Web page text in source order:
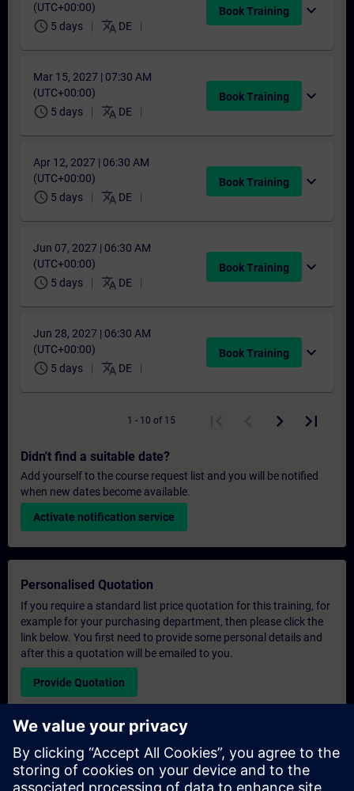
(UTC+00:00)
schedule 5 days translate DE
Book Training expand_more
Mar 15, 2027 | 07:30 AM
(UTC+00:00)
schedule 5 days translate DE
Book Training expand_more
Apr 12, 2027 | 06:30 AM
(UTC+00:00)
schedule 5 days translate DE
Book Training expand_more
Jun 07, 2027 | 06:30 AM
(UTC+00:00)
schedule 5 days translate DE
Book Training expand_more
Jun 28, 2027 | 06:30 AM
(UTC+00:00)
schedule 5 days translate DE
Book Training expand_more
1 - 10 of 15
Didn't find a suitable date?
Add yourself to the course request list and you will be notified
when new dates become available.
Activate notification service
Personalised Quotation
If you require a standard list price quotation for this training, for
example for your purchasing department, then please click the
link below. You first need to provide some personal details and
after this a quotation will be emailed to you.
Provide Quotation
Exclusive Training Enquiry
Please complete the enquiry form below if you require a
quotation for an exclusive training course either on-site, virtually